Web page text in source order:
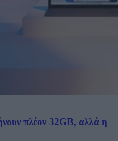
πλέον 32GB, αλλά η